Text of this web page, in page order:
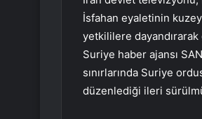
İsfahan eyaletinin
yetkililere
Suriye haber ajansı
sınırlarında Suriye
düzenlediği ileri